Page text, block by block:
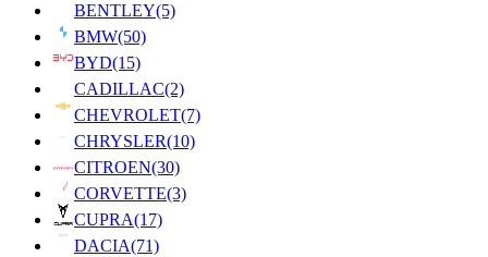
BENTLEY(5)
BMW(50)
BYD(15)
CADILLAC(2)
CHEVROLET(7)
CHRYSLER(10)
CITROEN(30)
CORVETTE(3)
CUPRA(17)
DACIA(71)